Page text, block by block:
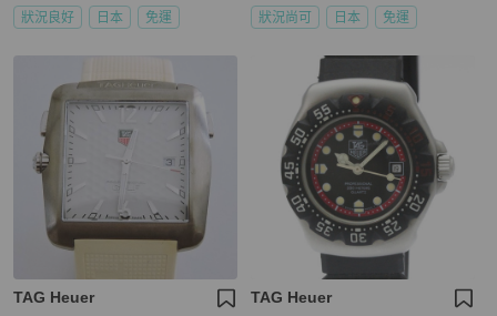
狀況良好 日本 免運 狀況尚可 日本 免運
TAG Heuer TAG Heuer